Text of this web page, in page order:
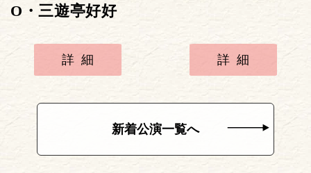
O・三遊亭好好
詳細 詳細
新着公演一覧へ